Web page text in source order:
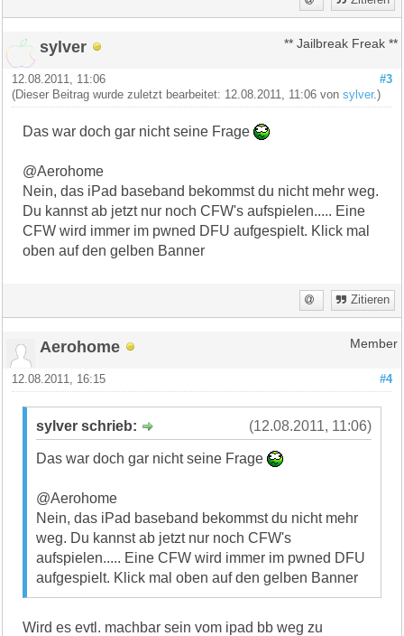
sylver ** Jailbreak Freak **
#3
12.08.2011, 11:06
(Dieser Beitrag wurde zuletzt bearbeitet: 12.08.2011, 11:06 vonsylver.)
Das war doch gar nicht seine Frage
@Aerohome
Nein, das iPad baseband bekommst du nicht mehr weg.
Du kannst ab jetzt nur noch CFW's aufspielen..... Eine
CFW wird immer im pwned DFU aufgespielt. Klick mal
oben auf den gelben Banner
Zitieren
Aerohome Member
#4
12.08.2011, 16:15
(12.08.2011, 11:06)
sylver schrieb:
Das war doch gar nicht seine Frage
@Aerohome
Nein, das iPad baseband bekommst du nicht mehr
weg. Du kannst ab jetzt nur noch CFW's
aufspielen..... Eine CFW wird immer im pwned DFU
aufgespielt. Klick mal oben auf den gelben Banner
Wird es evtl. machbar sein vom ipad bb weg zu